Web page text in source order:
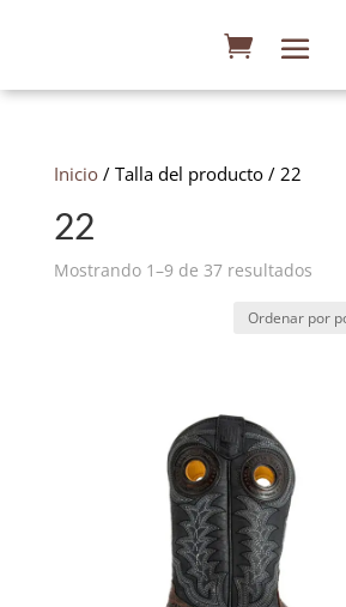
Inicio/ Talla del producto / 22
22
Mostrando 1–9 de 37 resultados